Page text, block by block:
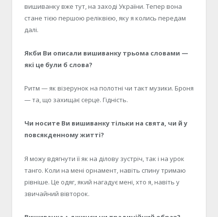
вишиванку вже тут, на заході України. Тепер вона
стане тією першою реліквією, яку я колись передам
далі.
Якби Ви описали вишиванку трьома словами —
які це були б слова?
Ритм — як візерунок на полотні чи такт музики. Броня
— та, що захищає серце. Гідність.
Чи носите Ви вишиванку тільки на свята, чи й у
повсякденному житті?
Я можу вдягнути її як на ділову зустріч, так і на урок
танго. Коли на мені орнамент, навіть спину тримаю
рівніше. Це одяг, який нагадує мені, хто я, навіть у
звичайний вівторок.